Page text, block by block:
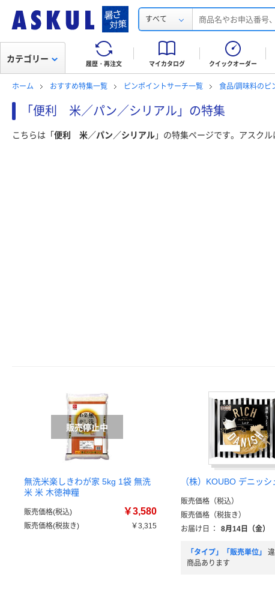
すべて
履歴・再注文 マイカタログ クイックオーダー
カテゴリー
ホーム おすすめ特集一覧 ピンポイントサーチ一覧 食品/調味料のピ
「便利 米／パン／シリアル」の特集
こちらは「便利 米／パン／シリアル」の特集ページです。アスク
無洗米楽しきわが家 5kg 1袋 無洗
米 米 木徳神糧
販売価格(税込) ￥3,580
販売価格(税抜き) ￥3,315
（株）KOUBO デニッシ
販売価格（税込）
販売価格（税抜き）
お届け日
： 8月14日（金）
「タイプ」「販売単位」
商品あります